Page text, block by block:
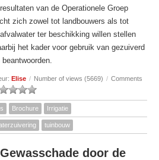
resultaten van de Operationele Groep
zich zowel tot landbouwers als tot
ter beschikking willen stellen
het kader voor gebruik van gezuiverd
Elise / Number of views (5669) / Comments
Brochure Irrigatie
tuinbouw
Gewasschade door de